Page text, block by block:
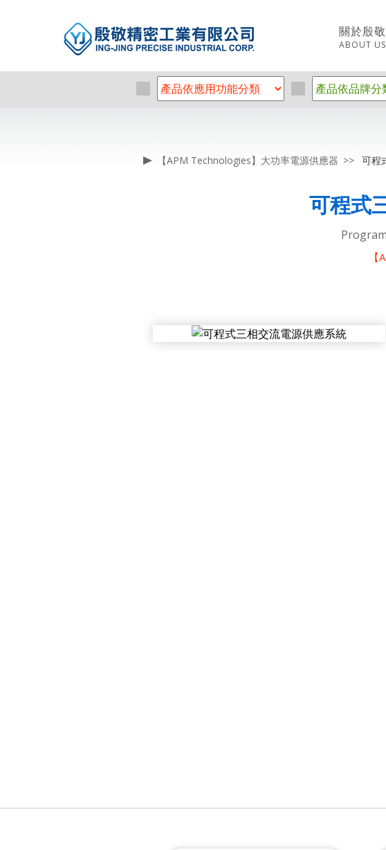
關於殷敬
ABOUT US
【APM Technologies】大功率電源供應器 可程
可程式